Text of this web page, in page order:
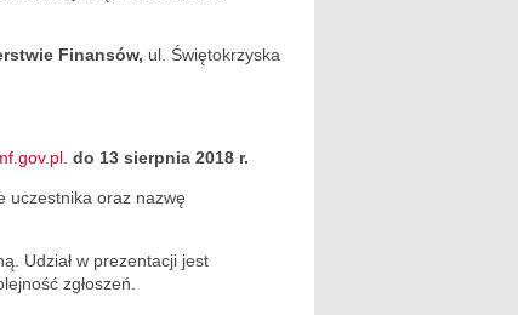
Finansów, ul. Świętokrzyska
do 13 sierpnia 2018 r.
uczestnika oraz nazwę
Udział w prezentacji jest
zgłoszeń.